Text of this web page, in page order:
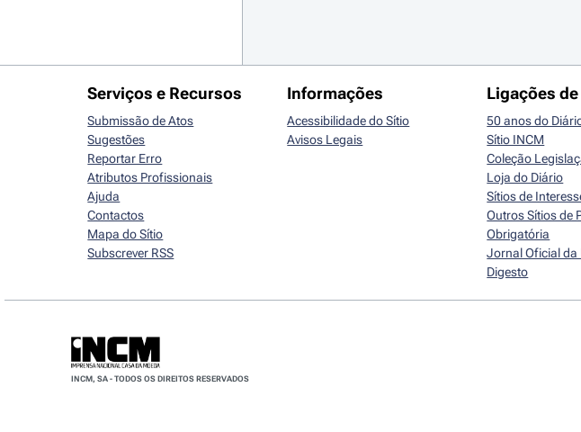
Serviços e Recursos
Submissão de Atos
Sugestões
Reportar Erro
Atributos Profissionais
Ajuda
Contactos
Mapa do Sítio
Subscrever RSS
Informações
Acessibilidade do Sítio
Avisos Legais
Ligações
50 anos do
Sítio INCM
Coleção
Loja do Diário
Sítios de
Outros Sítios de
Obrigatória
Jornal Oficial da
Digesto
INCM, SA - TODOS OS DIREITOS RESERVADOS